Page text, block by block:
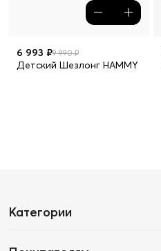
6 993 ₽9 990 ₽
Детский Шезлонг HAMMY
Категории